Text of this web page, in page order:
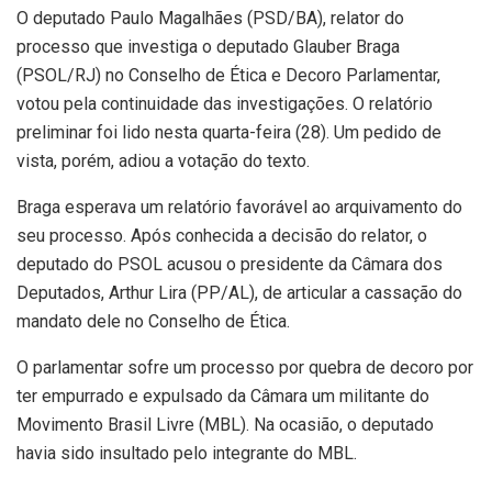
O deputado Paulo Magalhães (PSD/BA), relator do
processo que investiga o deputado Glauber Braga
(PSOL/RJ) no Conselho de Ética e Decoro Parlamentar,
votou pela continuidade das investigações. O relatório
preliminar foi lido nesta quarta-feira (28). Um pedido de
vista, porém, adiou a votação do texto.
Braga esperava um relatório favorável ao arquivamento do
seu processo. Após conhecida a decisão do relator, o
deputado do PSOL acusou o presidente da Câmara dos
Deputados, Arthur Lira (PP/AL), de articular a cassação do
mandato dele no Conselho de Ética.
O parlamentar sofre um processo por quebra de decoro por
ter empurrado e expulsado da Câmara um militante do
Movimento Brasil Livre (MBL). Na ocasião, o deputado
havia sido insultado pelo integrante do MBL.